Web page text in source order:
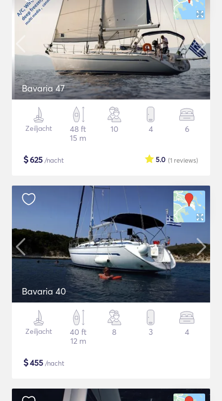
Bavaria 47
Zeiljacht
48 ft
15 m
10 4 6
$625 /nacht (1 reviews)
5.0
Bavaria 40
Zeiljacht
40 ft
12 m
8 3 4
$455 /nacht